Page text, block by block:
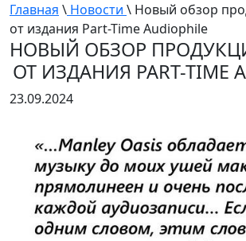
Главная \ Новости \ Новый обзор
от издания Part-Time Audiophile
НОВЫЙ ОБЗОР
ОТ ИЗДАНИЯ PART-TIME
23.09.2024